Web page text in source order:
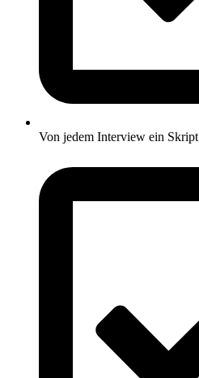
Von jedem Interview ein Skript